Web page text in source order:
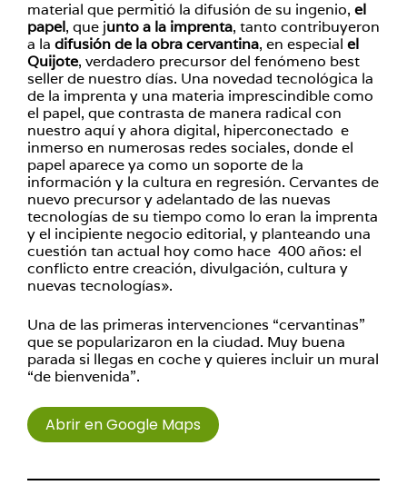
material que permitió la difusión de su ingenio, el
papel, que junto a la imprenta, tanto contribuyeron
a la difusión de la obra cervantina, en especial el
Quijote, verdadero precursor del fenómeno best
seller de nuestro días. Una novedad tecnológica la
de la imprenta y una materia imprescindible como
el papel, que contrasta de manera radical con
nuestro aquí y ahora digital, hiperconectado e
inmerso en numerosas redes sociales, donde el
papel aparece ya como un soporte de la
información y la cultura en regresión. Cervantes de
nuevo precursor y adelantado de las nuevas
tecnologías de su tiempo como lo eran la imprenta
y el incipiente negocio editorial, y planteando una
cuestión tan actual hoy como hace 400 años: el
conflicto entre creación, divulgación, cultura y
nuevas tecnologías».
Una de las primeras intervenciones “cervantinas”
que se popularizaron en la ciudad. Muy buena
parada si llegas en coche y quieres incluir un mural
“de bienvenida”.
Abrir en Google Maps